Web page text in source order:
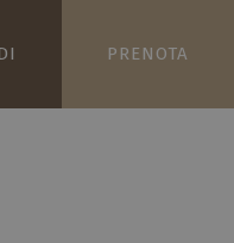
PRENOTA